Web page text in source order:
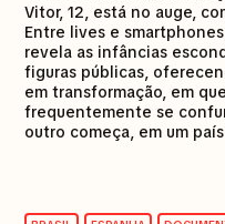
Vitor, 12, está no auge,
Entre lives e
revela as infâncias
figuras públicas,
em transformação, em
frequentemente se
outro começa, em um